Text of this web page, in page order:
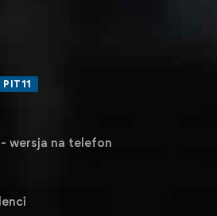
PIT11
wersja na telefon